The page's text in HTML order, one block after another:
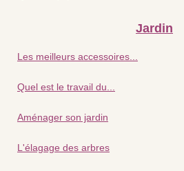
Jardin
Les meilleurs accessoires...
Quel est le travail du...
Aménager son jardin
L'élagage des arbres